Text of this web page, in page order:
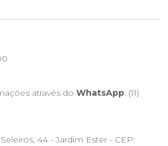
através do WhatsApp: (11)
44 - Jardim Ester - CEP: